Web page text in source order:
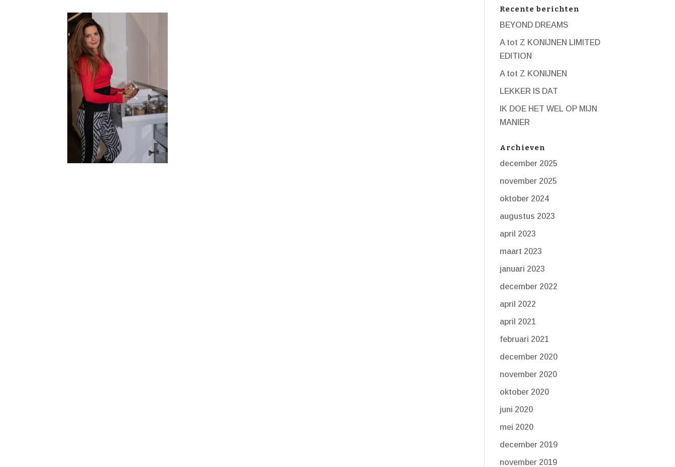
Recente berichten
BEYOND DREAMS
A tot Z KONIJNEN LIMITED
EDITION
A tot Z KONIJNEN
LEKKER IS DAT
IK DOE HET WEL OP MIJN
MANIER
Archieven
december 2025
november 2025
oktober 2024
augustus 2023
april 2023
maart 2023
januari 2023
december 2022
april 2022
april 2021
februari 2021
december 2020
november 2020
oktober 2020
juni 2020
mei 2020
december 2019
november 2019